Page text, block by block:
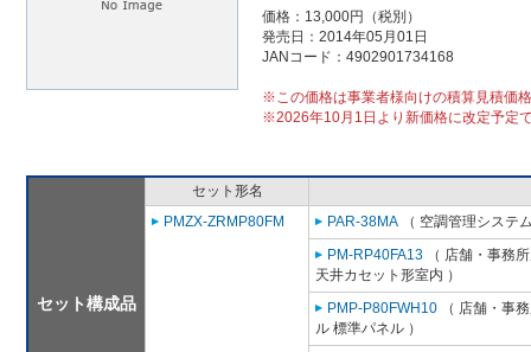
価格：13,000円（税別）
発売日：2014年05月01日
JANコード：4902901734168
※この価格は事業者様向けの積算見積価
※2026年10月1日より新価格に改定予定
セット構成品
セット形名
PMZX-ZRMP80FM
PAR-38MA （ 空調管理システ
PM-RP40FA13 （ 店舗・事務
天井カセット形室内 ）
PMP-P80FWH10 （ 店舗・事
ル 標準パネル ）